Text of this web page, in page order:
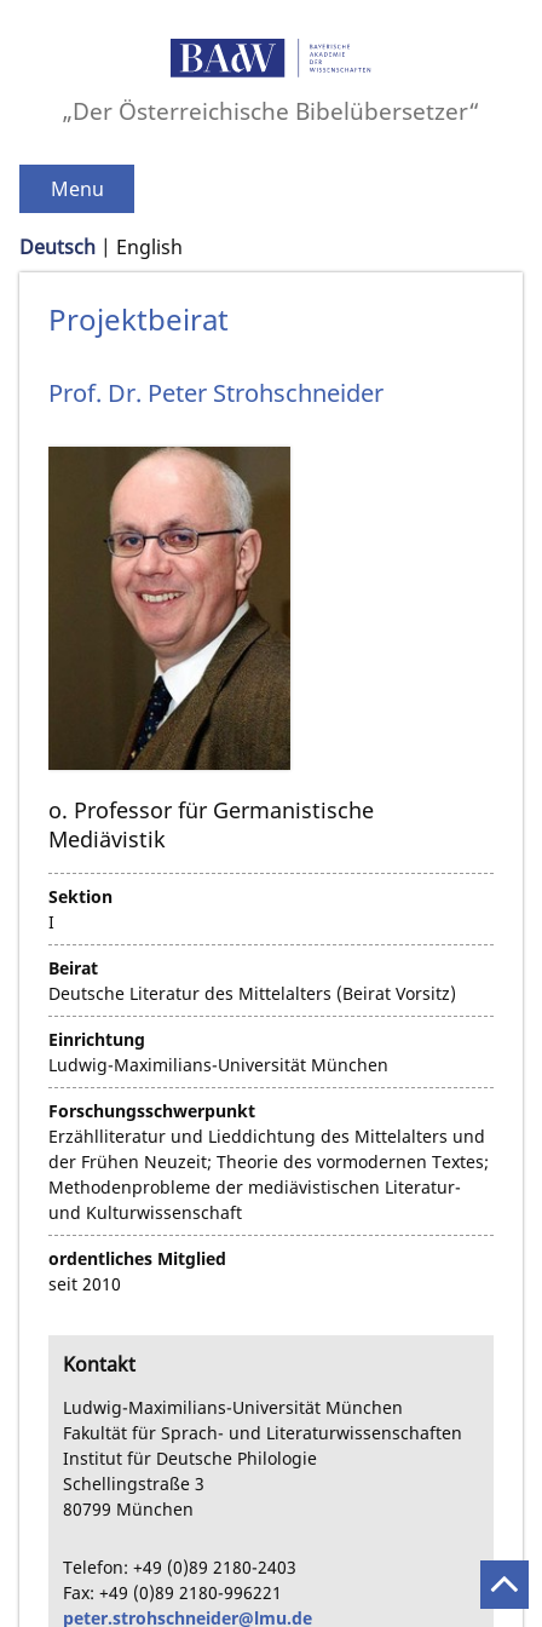
„Der Österreichische Bibelübersetzer“
Menu
Deutsch English
Projektbeirat
Prof. Dr. Peter Strohschneider
o. Professor für Germanistische
Mediävistik
Sektion
I
Beirat
Deutsche Literatur des Mittelalters (Beirat Vorsitz)
Einrichtung
Ludwig-Maximilians-Universität München
Forschungsschwerpunkt
Erzählliteratur und Lieddichtung des Mittelalters und
der Frühen Neuzeit; Theorie des vormodernen Textes;
Methodenprobleme der mediävistischen Literatur-
und Kulturwissenschaft
ordentliches Mitglied
seit 2010
Kontakt
Ludwig-Maximilians-Universität München
Fakultät für Sprach- und Literaturwissenschaften
Institut für Deutsche Philologie
Schellingstraße 3
80799 München
Telefon: +49 (0)89 2180-2403
Fax: +49 (0)89 2180-996221
peter.strohschneider@lmu.de